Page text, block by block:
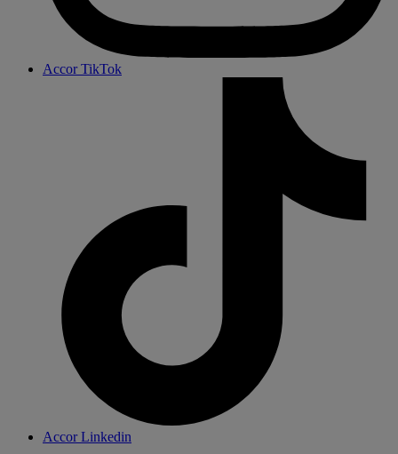
Accor TikTok
Accor Linkedin